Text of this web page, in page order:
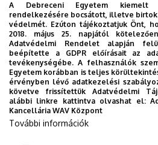
"A"
Weboldal
Dolgozói adatmódosítás
telefonkönyvében
A Debreceni Egyetem kiemelt
rendelkezésére bocsátott, illetve
védelmét. Ezúton tájékoztatjuk Önt,
2018. május 25. napjától
Adatvédelmi Rendelet alapján
beépítette a GDPR előírásait az
tevékenységébe. A felhasználók
Egyetem korábban is teljes
érvényben lévő adatkezelési
követve frissítettük Adatvédelmi
alábbi linkre kattintva olvashat el:
Kancellária WAV Központ
További információk